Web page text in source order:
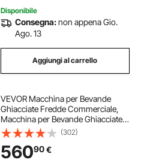
Disponibile
Consegna:non appena Gio.
Ago. 13
Aggiungi al carrello
VEVOR Macchina per Bevande
Ghiacciate Fredde Commerciale,
Macchina per Bevande Ghiacciate
Serbatoio Singolo 12 Litri, Macchina
per Frullati in Acciaio Inox,
Macchina per Bevande Fredde Bar
Hotel
(302)
56090€